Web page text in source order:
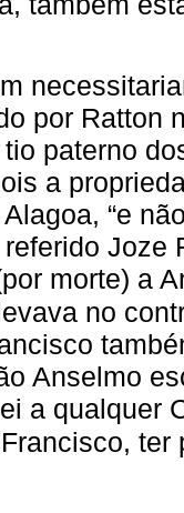
por Ratton
paterno
a
“e
Joze
morte) a
no
Anselmo
a qualquer
ter